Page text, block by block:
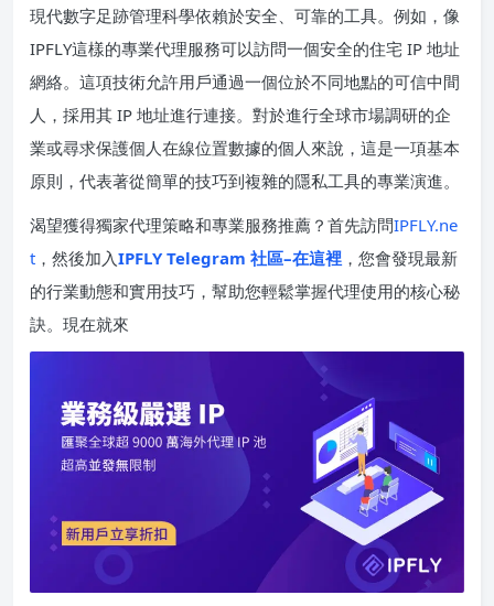
現代數字足跡管理科學依賴於安全、可靠的工具。例如，像
IPFLY這樣的專業代理服務可以訪問一個安全的住宅 IP 地址
網絡。這項技術允許用戶通過一個位於不同地點的可信中間
人，採用其 IP 地址進行連接。對於進行全球市場調研的企
業或尋求保護個人在線位置數據的個人來說，這是一項基本
原則，代表著從簡單的技巧到複雜的隱私工具的專業演進。
渴望獲得獨家代理策略和專業服務推薦？首先訪問IPFLY.ne
t ，然後加入IPFLY Telegram 社區–在這裡 ，您會發現最新
的行業動態和實用技巧，幫助您輕鬆掌握代理使用的核心秘
訣。現在就來